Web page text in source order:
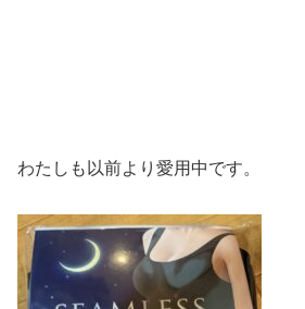
わたしも以前より愛用中です。